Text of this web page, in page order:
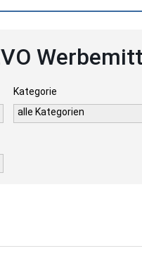
Kategorie
alle Kategorien